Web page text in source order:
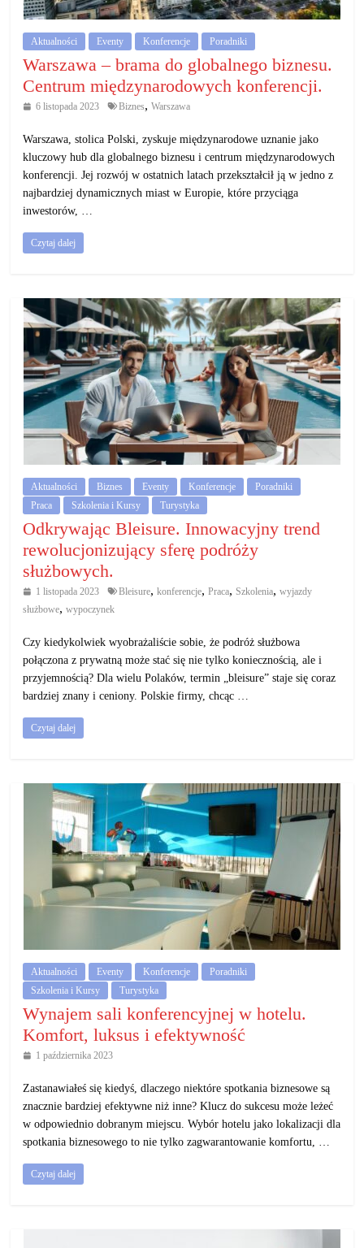
Aktualności Eventy Konferencje Poradniki
Warszawa – brama do globalnego biznesu.
Centrum międzynarodowych konferencji.
6 listopada 2023 Biznes, Warszawa
Warszawa, stolica Polski, zyskuje międzynarodowe uznanie jako
kluczowy hub dla globalnego biznesu i centrum międzynarodowych
konferencji. Jej rozwój w ostatnich latach przekształcił ją w jedno z
najbardziej dynamicznych miast w Europie, które przyciąga
inwestorów, …
Czytaj dalej
Aktualności Biznes Eventy Konferencje
Poradniki
Praca
Szkolenia i Kursy Turystyka
Odkrywając Bleisure. Innowacyjny trend
rewolucjonizujący sferę podróży
służbowych.
1 listopada 2023 Bleisure, konferencje, Praca, Szkolenia, wyjazdy
służbowe,wypoczynek
Czy kiedykolwiek wyobrażaliście sobie, że podróż służbowa
połączona z prywatną może stać się nie tylko koniecznością, ale i
przyjemnością? Dla wielu Polaków, termin „bleisure” staje się coraz
bardziej znany i ceniony. Polskie firmy, chcąc …
Czytaj dalej
Aktualności Eventy Konferencje
Poradniki
Szkolenia i Kursy
Turystyka
Wynajem sali konferencyjnej w hotelu.
Komfort, luksus i efektywność
1 października 2023
Zastanawiałeś się kiedyś, dlaczego niektóre spotkania biznesowe są
znacznie bardziej efektywne niż inne? Klucz do sukcesu może leżeć
w odpowiednio dobranym miejscu. Wybór hotelu jako lokalizacji dla
spotkania biznesowego to nie tylko zagwarantowanie komfortu, …
Czytaj dalej